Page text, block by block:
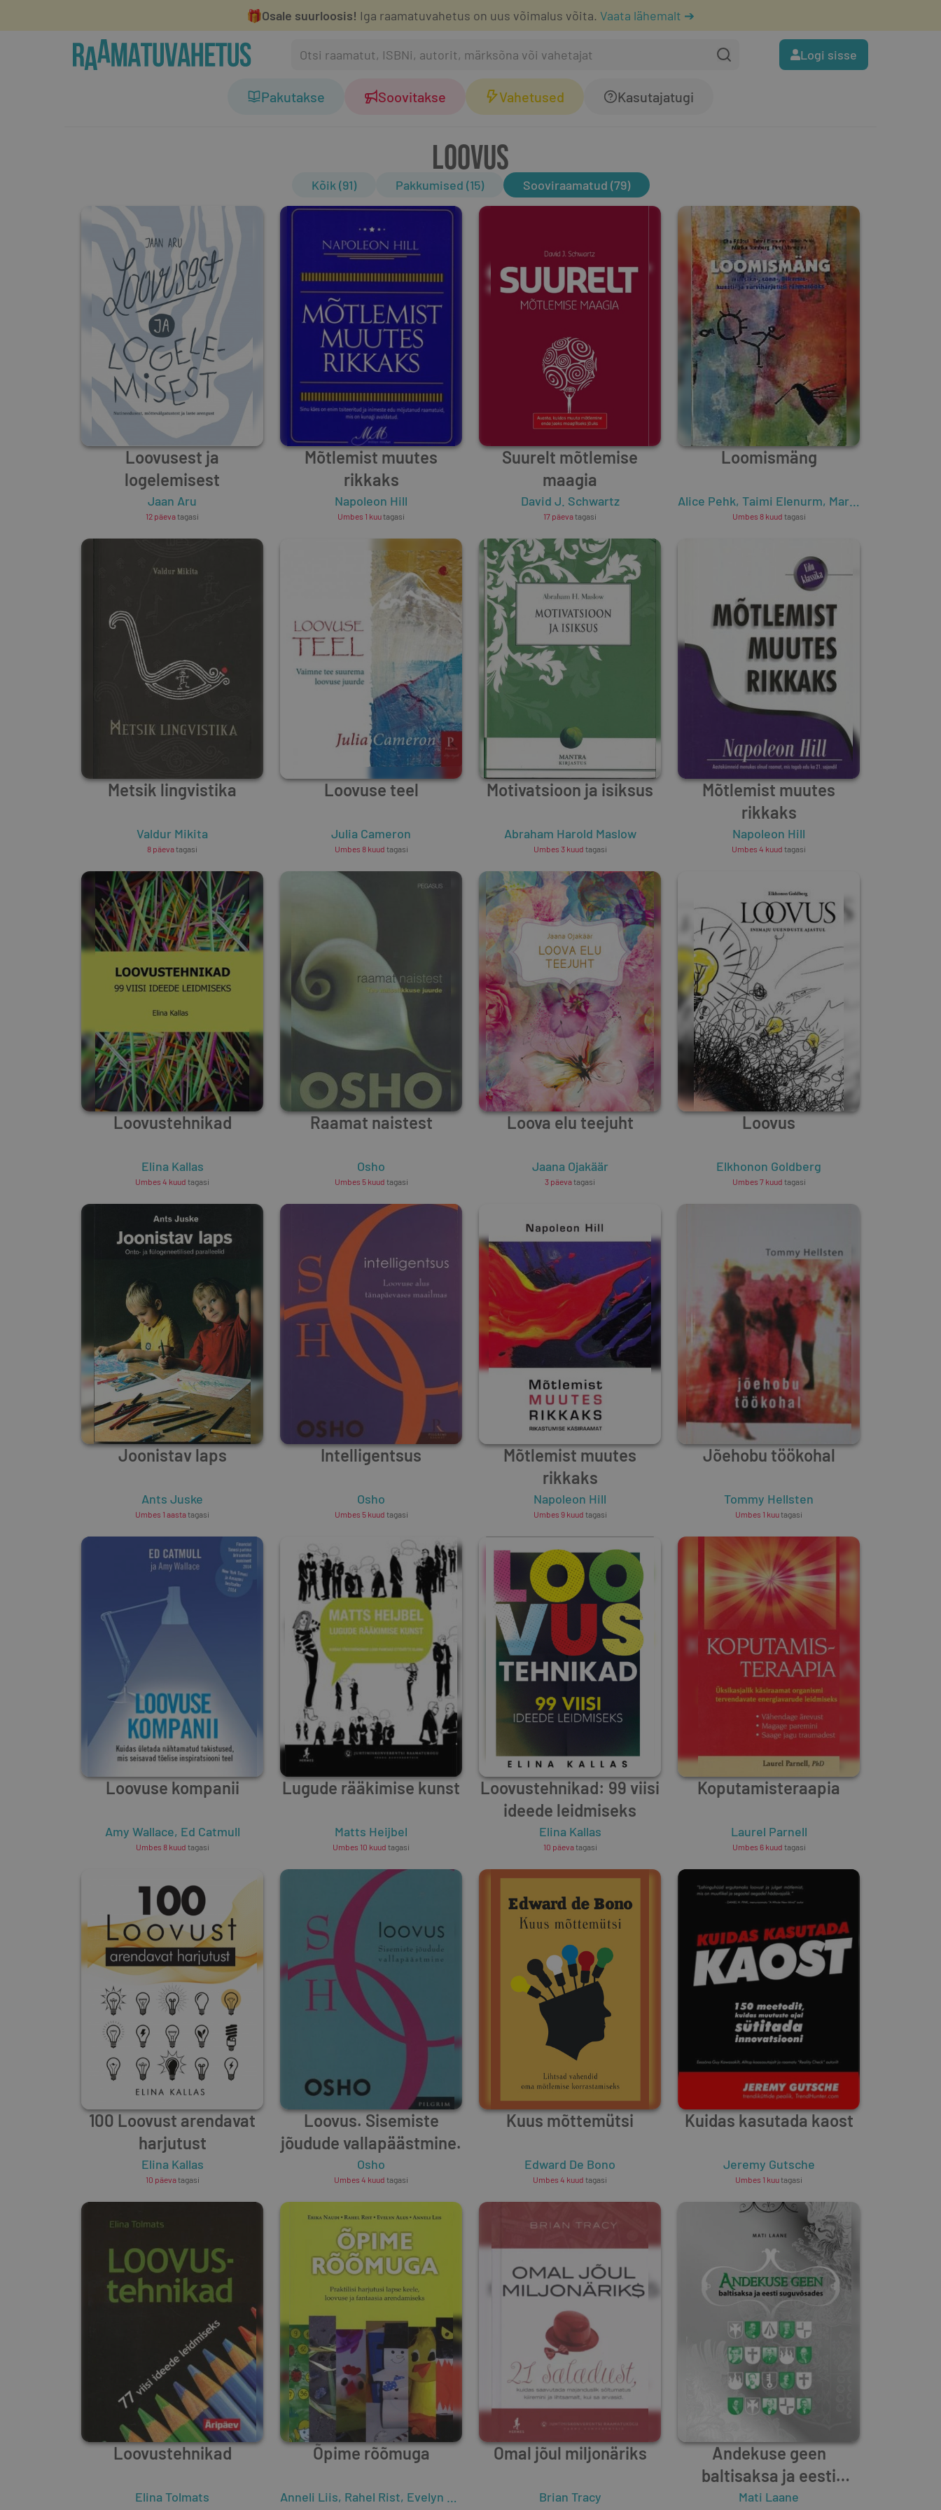
🎁Osale suurloosis! Iga raamatuvahetus on uus võimalus võita. Vaata lähemalt ➔
Logi sisse
Pakutakse Soovitakse Vahetused Kasutajatugi
LOOVUS
Kõik (91) Pakkumised (15) Sooviraamatud (79)
Loovusest ja
logelemisest
Jaan Aru
12 päevatagasi
Mõtlemist muutes
rikkaks
Napoleon Hill
Umbes 1 kuutagasi
Suurelt mõtlemise
maagia
David J. Schwartz
17 päevatagasi
Loomismäng
Alice Pehk, Taimi Elenurm, Marika Tomberg
Umbes 8 kuud tagasi
Metsik lingvistika
Valdur Mikita
8 päevatagasi
Loovuse teel
Julia Cameron
Umbes 8 kuud tagasi
Motivatsioon ja isiksus
Abraham Harold Maslow
Umbes 3 kuud tagasi
Mõtlemist muutes
rikkaks
Napoleon Hill
Umbes 4 kuud tagasi
Loovustehnikad
Elina Kallas
Umbes 4 kuud tagasi
Raamat naistest
Osho
Umbes 5 kuud tagasi
Loova elu teejuht
Jaana Ojakäär
3 päevatagasi
Loovus
Elkhonon Goldberg
Umbes 7 kuud tagasi
Joonistav laps
Ants Juske
Umbes 1 aastatagasi
Intelligentsus
Osho
Umbes 5 kuud tagasi
Mõtlemist muutes
rikkaks
Napoleon Hill
Umbes 9 kuud tagasi
Jõehobu töökohal
Tommy Hellsten
Umbes 1 kuutagasi
Loovuse kompanii
Amy Wallace, Ed Catmull
Umbes 8 kuud tagasi
Lugude rääkimise kunst
Matts Heijbel
Umbes 10 kuud tagasi
Loovustehnikad: 99 viisi
ideede leidmiseks
Elina Kallas
10 päevatagasi
Koputamisteraapia
Laurel Parnell
Umbes 6 kuud tagasi
100 Loovust arendavat
harjutust
Elina Kallas
10 päevatagasi
Loovus. Sisemiste
jõudude vallapäästmine.
Osho
Umbes 4 kuud tagasi
Kuus mõttemütsi
Edward De Bono
Umbes 4 kuud tagasi
Kuidas kasutada kaost
Jeremy Gutsche
Umbes 1 kuutagasi
Loovustehnikad
Elina Tolmats
Õpime rõõmuga
Anneli Liis, Rahel Rist, Evelyn Alus Erika Naudi
Omal jõul miljonäriks
Brian Tracy
Andekuse geen
baltisaksa ja eesti
suguvõsades
Mati Laane